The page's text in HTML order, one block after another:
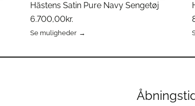
Hästens Satin Pure Navy Sengetøj
6.700,00kr.
Se muligheder
har